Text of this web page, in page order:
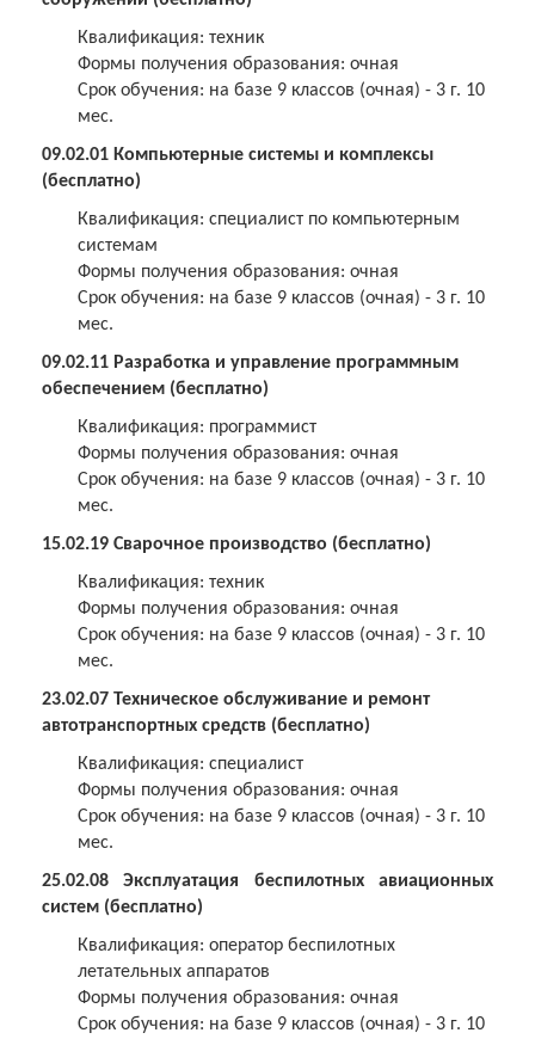
Квалификация: техник
Формы получения образования: очная
Срок обучения: на базе 9 классов (очная) - 3 г. 10
мес.
09.02.01 Компьютерные системы и комплексы
(бесплатно)
Квалификация: специалист по компьютерным
системам
Формы получения образования: очная
Срок обучения: на базе 9 классов (очная) - 3 г. 10
мес.
09.02.11 Разработка и управление программным
обеспечением (бесплатно)
Квалификация: программист
Формы получения образования: очная
Срок обучения: на базе 9 классов (очная) - 3 г. 10
мес.
15.02.19 Сварочное производство (бесплатно)
Квалификация: техник
Формы получения образования: очная
Срок обучения: на базе 9 классов (очная) - 3 г. 10
мес.
23.02.07 Техническое обслуживание и ремонт
автотранспортных средств (бесплатно)
Квалификация: специалист
Формы получения образования: очная
Срок обучения: на базе 9 классов (очная) - 3 г. 10
мес.
25.02.08 Эксплуатация беспилотных авиационных
систем (бесплатно)
Квалификация: оператор беспилотных
летательных аппаратов
Формы получения образования: очная
Срок обучения: на базе 9 классов (очная) - 3 г. 10